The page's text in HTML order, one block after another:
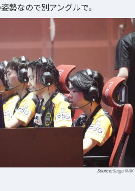
勢なので別アングルで。
Saiga NAK